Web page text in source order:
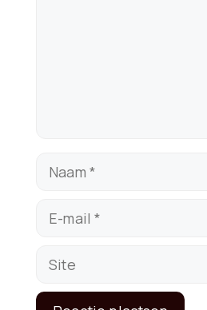
Naam
E-
Site